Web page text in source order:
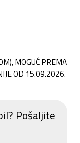
MOGUĆ PREMA
OD 15.09.2026.
Pošaljite